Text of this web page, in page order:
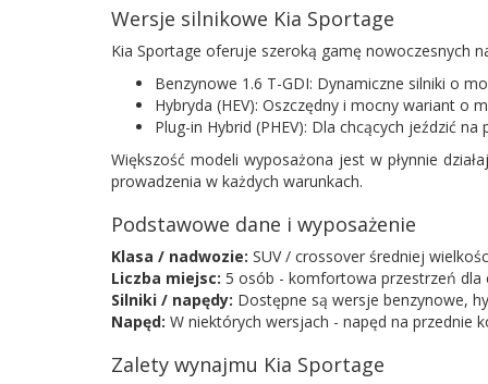
Wersje silnikowe Kia Sportage
Kia Sportage oferuje szeroką gamę nowoczesnych
Benzynowe 1.6 T-GDI: Dynamiczne silniki o
Hybryda (HEV): Oszczędny i mocny wariant o
Plug-in Hybrid (PHEV): Dla chcących jeździć
Większość modeli wyposażona jest w płynnie
prowadzenia w każdych warunkach.
Podstawowe dane i wyposażenie
Klasa / nadwozie: SUV / crossover średniej
Liczba miejsc: 5 osób - komfortowa przestrzeń dla
Silniki / napędy: Dostępne są wersje benzynowe,
Napęd: W niektórych wersjach - napęd na przednie
Zalety wynajmu Kia Sportage